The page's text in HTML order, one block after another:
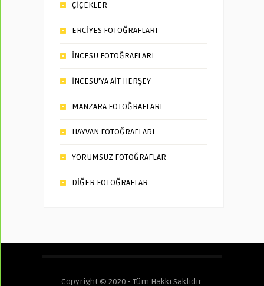
ÇİÇEKLER
ERCİYES FOTOĞRAFLARI
İNCESU FOTOĞRAFLARI
İNCESU’YA AİT HERŞEY
MANZARA FOTOĞRAFLARI
HAYVAN FOTOĞRAFLARI
YORUMSUZ FOTOĞRAFLAR
DİĞER FOTOĞRAFLAR
Copyright © 2020 - Tüm Hakkı Saklıdır.